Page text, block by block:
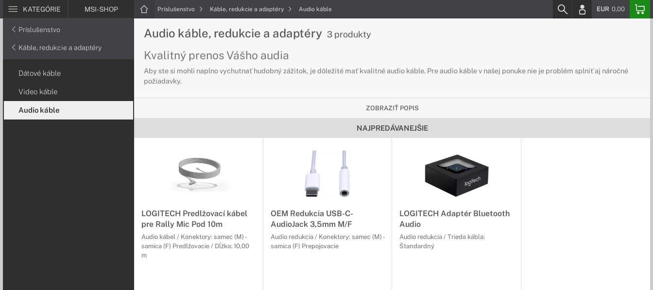
KATEGÓRIE MSI-SHOP Príslušenstvo Káble, redukcie a adaptéry Audio káble EUR 0,00
Príslušenstvo
Káble, redukcie a adaptéry
Dátové káble
Video káble
Audio káble
Audio káble, redukcie a adaptéry 3 produkty
Kvalitný prenos Vášho audia
Aby ste si mohli naplno vychutnať hudobný zážitok, je dôležité mať kvalitné audio káble. Pre audio káble v našej ponuke nie je problém splniť aj náročné
požiadavky.
ZOBRAZIŤ POPIS
NAJPREDÁVANEJŠIE
LOGITECH Predlžovací kábel
pre Rally Mic Pod 10m
Audio kábel / Konektory: samec (M) -
samica (F) Predlžovacie / Dĺžka: 10,00
m
OEM Redukcia USB-C-
AudioJack 3,5mm M/F
Audio redukcia / Konektory: samec (M) -
samica (F) Prepojovacie
LOGITECH Adaptér Bluetooth
Audio
Audio redukcia / Trieda kábla:
Štandardný